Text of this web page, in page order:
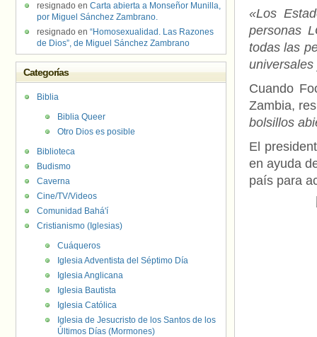
«Los
personas
todas las
Cuando
Zambia,
bolsillos
El
en ayuda
país para
resignado en Carta abierta a Monseñor Munilla,
por Miguel Sánchez Zambrano.
resignado en “Homosexualidad. Las Razones
de Dios”, de Miguel Sánchez Zambrano
Categorías
Biblia
Biblia Queer
Otro Dios es posible
Biblioteca
Budismo
Caverna
Cine/TV/Videos
Comunidad Bahá'í
Cristianismo (Iglesias)
Cuáqueros
Iglesia Adventista del Séptimo Día
Iglesia Anglicana
Iglesia Bautista
Iglesia Católica
Iglesia de Jesucristo de los Santos de los
Últimos Días (Mormones)